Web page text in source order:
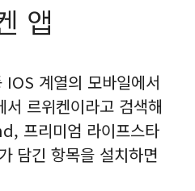
앱
계열의 모바일에서
르위켄이라고 검색해
프리미엄 라이프스타
담긴 항목을 설치하면